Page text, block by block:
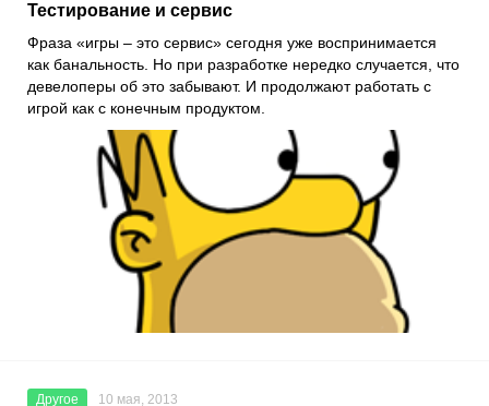
Тестирование и сервис
Фраза «игры – это сервис» сегодня уже воспринимается
как банальность. Но при разработке нередко случается, что
девелоперы об это забывают. И продолжают работать с
игрой как с конечным продуктом.
Другое 10 мая, 2013